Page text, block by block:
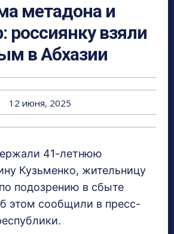
метадона и
россиянку взяли
в Абхазии
12 июня, 2025
41-летнюю
Кузьменко, жительницу
подозрению в сбыте
этом сообщили в пресс-